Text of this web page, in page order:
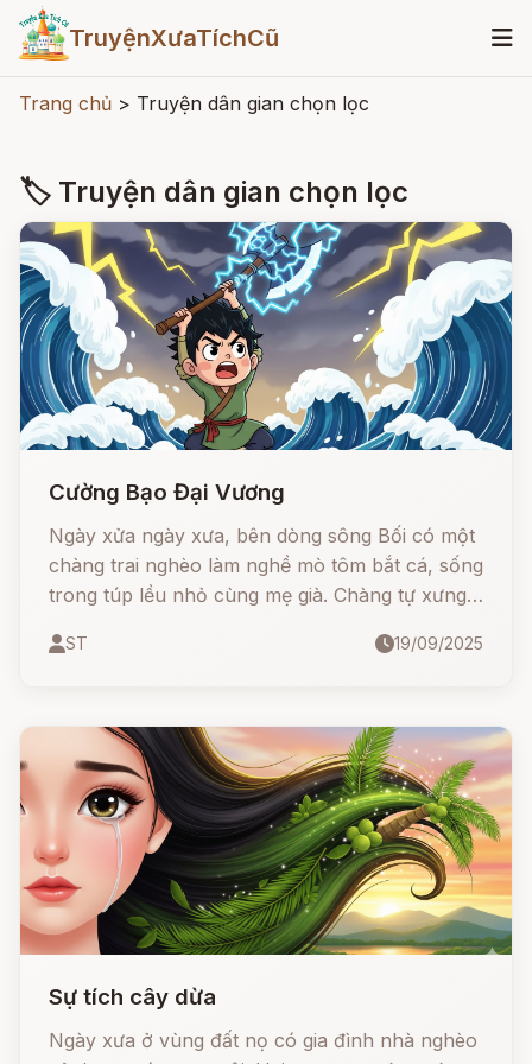
TruyệnXưaTíchCũ
Trang chủ > Truyện dân gian chọn lọc
🏷 Truyện dân gian chọn lọc
Cường Bạo Đại Vương
Ngày xửa ngày xưa, bên dòng sông Bối có một
chàng trai nghèo làm nghề mò tôm bắt cá, sống
trong túp lều nhỏ cùng mẹ già. Chàng tự xưng
ngán thần thánh
ST 19/09/2025
Sự tích cây dừa
Ngày xưa ở vùng đất nọ có gia đình nhà nghèo